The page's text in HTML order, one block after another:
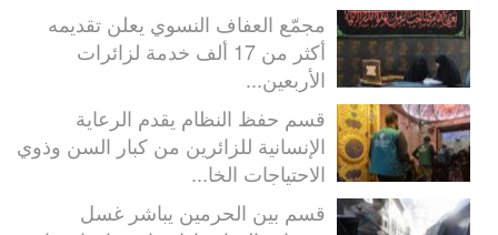
مجمّع العفاف النسوي يعلن تقديمه
أكثر من 17 ألف خدمة لزائرات
الأربعين...
قسم حفظ النظام يقدم الرعاية
الإنسانية للزائرين من كبار السن وذوي
الاحتياجات الخا...
قسم بين الحرمين يباشر غسل